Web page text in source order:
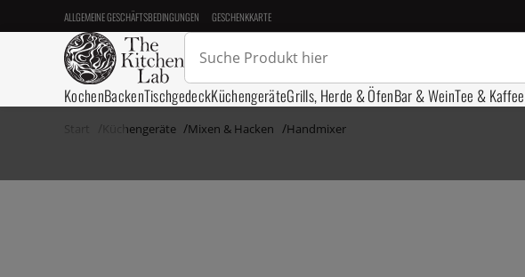
ALLGEMEINE GESCHÄFTSBEDINGUNGEN GESCHENKKARTE
KochenBackenTischgedeckKüchengeräteGrills, Herde & ÖfenBar & WeinTee & Kaffee
Start Küchengeräte Mixen & Hacken Handmixer